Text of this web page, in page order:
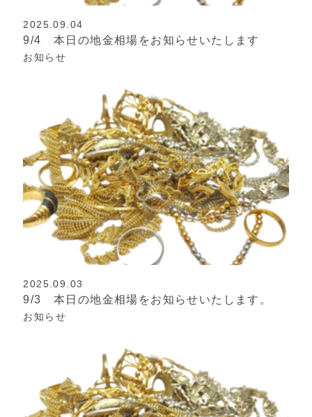
2025.09.04
9/4 本日の地金相場をお知らせいたします
お知らせ
2025.09.03
9/3 本日の地金相場をお知らせいたします。
お知らせ